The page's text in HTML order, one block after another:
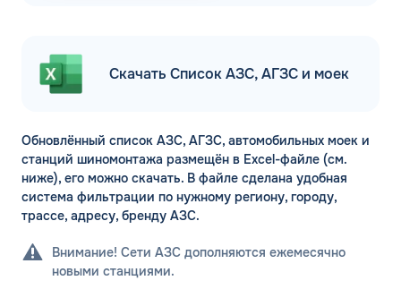
Скачать Список АЗС, АГЗС и моек
Обновлённый список АЗС, АГЗС, автомобильных моек и
станций шиномонтажа размещён в Excel-файле (см.
ниже), его можно скачать. В файле сделана удобная
система фильтрации по нужному региону, городу,
трассе, адресу, бренду АЗС.
Внимание! Сети АЗС дополняются ежемесячно
новыми станциями.